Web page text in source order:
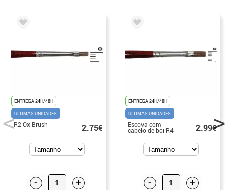
ENTREGA 24H/48H
ÚLTIMAS UNIDADES
R2 Ox Brush 2.75€
- +
ENTREGA 24H/48H
ÚLTIMAS UNIDADES
Escova com
cabelo de boi R4 2.99€
- +